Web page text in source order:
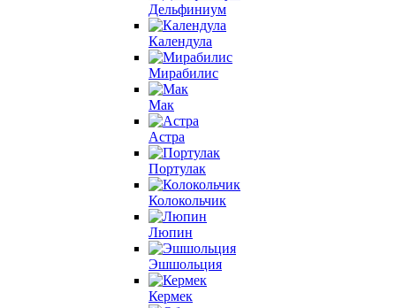
Дельфиниум
Календула
Мирабилис
Мак
Астра
Портулак
Колокольчик
Люпин
Эшшольция
Кермек